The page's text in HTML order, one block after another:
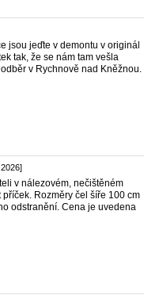
jsou jeďte v demontu v originál
tak, že se nám tam vešla
v Rychnově nad Kněžnou.
v nálezovém, nečištěném
Rozměry čel šíře 100 cm
odstranění. Cena je uvedena